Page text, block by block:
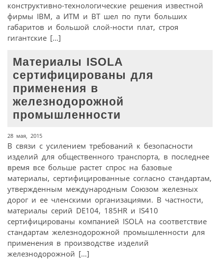
конструктивно-технологические решения известной
фирмы IBM, а ИТМ и ВТ шел по пути больших
габаритов и большой слой-ности плат, строя
гигантские […]
Материалы ISOLA
сертифицированы для
применения в
железнодорожной
промышленности
28 мая, 2015
В связи с усилением требований к безопасности
изделий для общественного транспорта, в последнее
время все больше растет спрос на базовые
материалы, сертифицированные согласно стандартам,
утвержденным международным Союзом железных
дорог и ее членскими организациями. В частности,
материалы серий DE104, 185HR и IS410
сертифицированы компанией ISOLA на соответствие
стандартам железнодорожной промышленности для
применения в производстве изделий
железнодорожной […]